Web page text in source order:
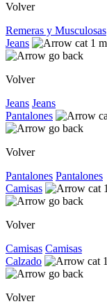
Volver
Remeras y Musculosas
Jeans
Volver
Jeans Jeans
Pantalones
Volver
Pantalones Pantalones
Camisas
Volver
Camisas Camisas
Calzado
Volver